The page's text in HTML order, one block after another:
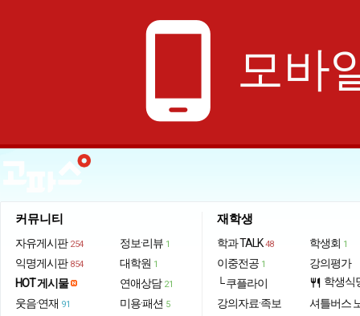
phone_android 모바
커뮤니티
자유게시판 254
익명게시판 854
HOT 게시물
웃음·연재 91
정보·리뷰 1
대학원 1
연애상담 21
미용·패션 5
재학생
학과 TALK 48
이중전공 1
└ 쿠플라이
강의자료·족보
학생회 1
강의평가
restaurant 학생식
셔틀버스